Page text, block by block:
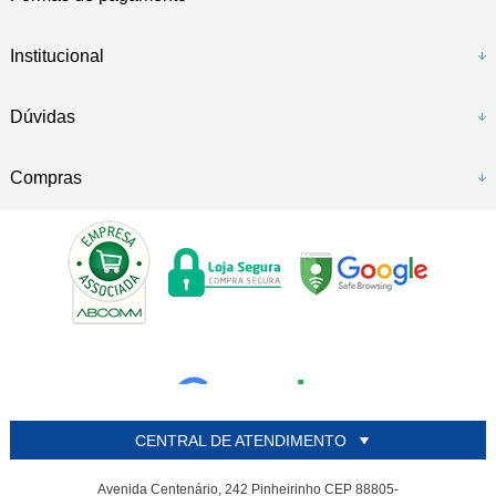
Institucional
Dúvidas
Compras
CENTRAL DE ATENDIMENTO
Avenida Centenário, 242 Pinheirinho CEP 88805-